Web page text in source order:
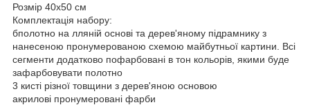
Розмір 40x50 см
Комплектація набору:
бполотно на лляній основі та дерев'яному підрамнику з
нанесеною пронумерованою схемою майбутньої картини. Всі
сегменти додатково пофарбовані в тон кольорів, якими буде
зафарбовувати полотно
3 кисті різної товщини з дерев'яною основою
акрилові пронумеровані фарби